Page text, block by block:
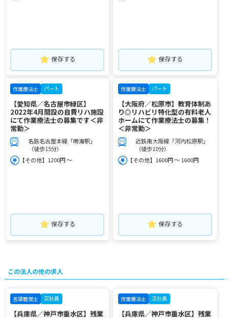
保存する 保存する
作業療法士 パート
【愛知県／名古屋市緑区】
2022年4月開設の自費リハ施設
にて作業療法士の募集です＜非
常勤＞
名鉄名古屋本線「鳴海駅」
（徒歩15分）
【その他】1200円 ～
保存する
作業療法士 パート
【大阪府／松原市】教育体制あ
り◎リハビリ特化型の有料老人
ホームにて作業療法士の募集！
＜非常勤＞
近鉄南大阪線「河内松原駅」
（徒歩10分）
【その他】1600円 ～ 1600円
保存する
この法人の他の求人
言語聴覚士 正社員
【兵庫県／神戸市垂水区】残業
作業療法士 正社員
【兵庫県／神戸市垂水区】残業